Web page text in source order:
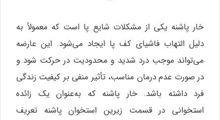
خار پاشنه یکی از مشکلات شایع پا است که معمولاً به
دلیل التهاب فاشیای کف پا ایجاد می‌شود. این عارضه
می‌تواند موجب درد شدید و محدودیت در حرکت شود و
در صورت عدم درمان مناسب، تأثیر منفی بر کیفیت زندگی
فرد داشته باشد. خار پاشنه که به‌عنوان یک زائده
استخوانی در قسمت زیرین استخوان پاشنه تعریف